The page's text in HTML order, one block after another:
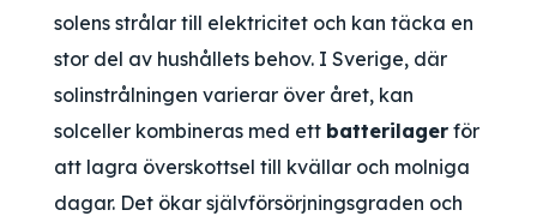
solens strålar till elektricitet och kan täcka en
stor del av hushållets behov. I Sverige, där
solinstrålningen varierar över året, kan
solceller kombineras med ett batterilager för
att lagra överskottsel till kvällar och molniga
dagar. Det ökar självförsörjningsgraden och